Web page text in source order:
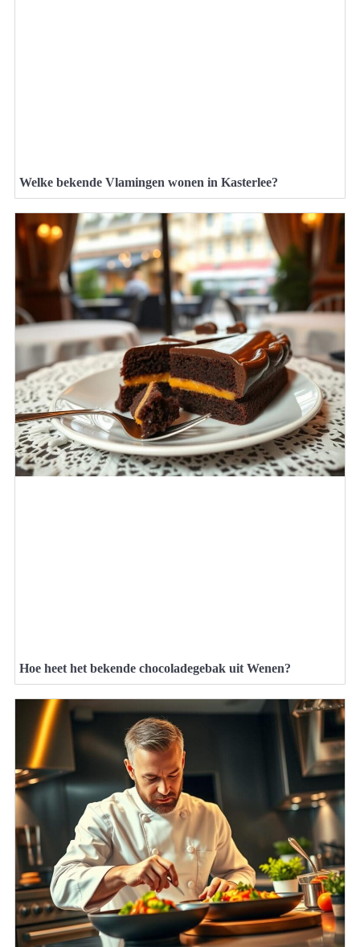
Welke bekende Vlamingen wonen in Kasterlee?
Hoe heet het bekende chocoladegebak uit Wenen?